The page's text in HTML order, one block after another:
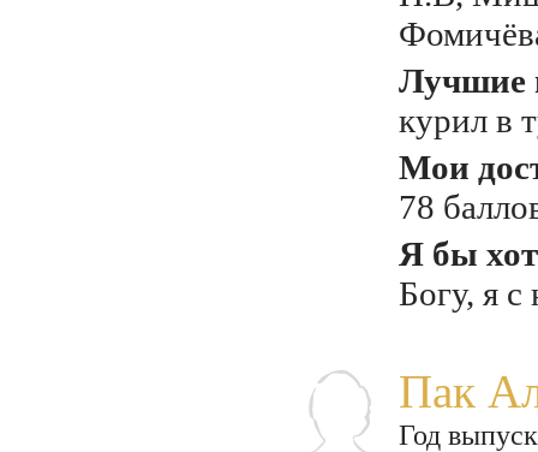
Лучшие
курил в
Мои
78
Я бы
Богу, я
Пак
Год